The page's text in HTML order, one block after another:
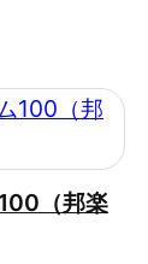
（邦楽